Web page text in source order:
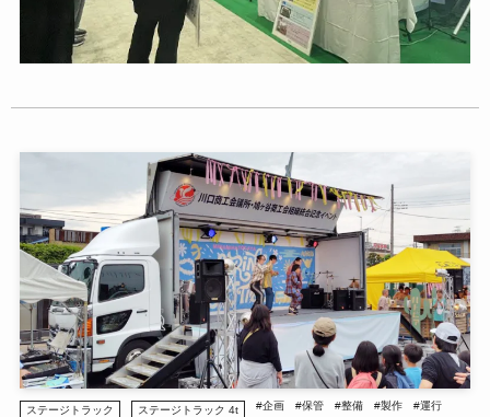
ステージトラック ステージトラック 4t #企画 #保管 #整備 #製作 #運行